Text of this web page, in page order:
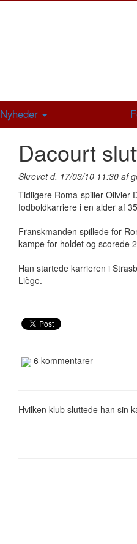
Nyheder
Dacourt
Skrevet d. 17/03/10 11:30 af
Tidligere Roma-spiller Olivier
fodboldkarriere i en alder af
Franskmanden spillede for
kampe for holdet og scorede
Han startede karrieren i
Liège.
6 kommentarer
Hvilken klub sluttede han sin